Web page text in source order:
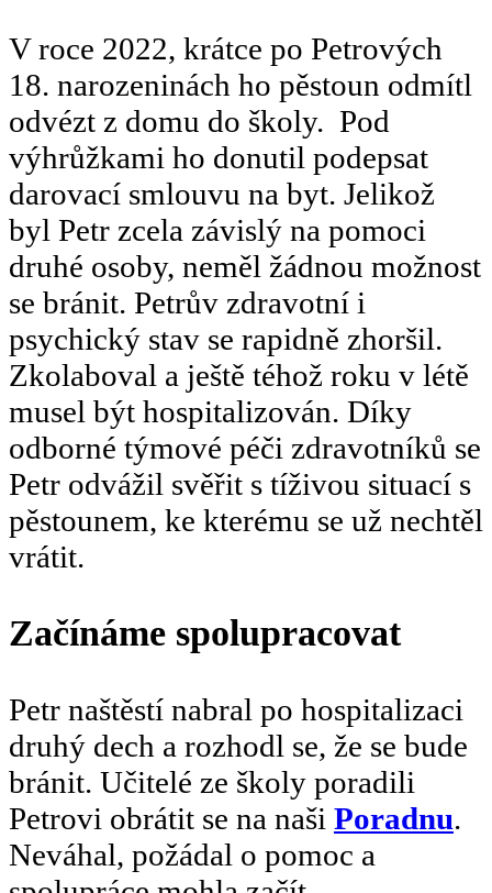
V roce 2022, krátce po Petrových
18. narozeninách ho pěstoun odmítl
odvézt z domu do školy. Pod
výhrůžkami ho donutil podepsat
darovací smlouvu na byt. Jelikož
byl Petr zcela závislý na pomoci
druhé osoby, neměl žádnou možnost
se bránit. Petrův zdravotní i
psychický stav se rapidně zhoršil.
Zkolaboval a ještě téhož roku v létě
musel být hospitalizován. Díky
odborné týmové péči zdravotníků se
Petr odvážil svěřit s tíživou situací s
pěstounem, ke kterému se už nechtěl
vrátit.
Začínáme spolupracovat
Petr naštěstí nabral po hospitalizaci
druhý dech a rozhodl se, že se bude
bránit. Učitelé ze školy poradili
Petrovi obrátit se na naši Poradnu.
Neváhal, požádal o pomoc a